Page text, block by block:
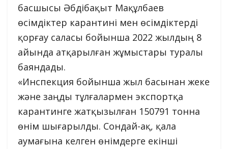
басшысы Әбдібақыт Мақұлбаев
өсімдіктер карантині мен өсімдіктерді
қорғау саласы бойынша 2022 жылдың 8
айында атқарылған жұмыстары туралы
баяндады.
«Инспекция бойынша жыл басынан жеке
және заңды тұлғалармен экспортқа
карантинге жатқызылған 150791 тонна
өнім шығарылды. Сондай-ақ, қала
аумағына келген өнімдерге екінші